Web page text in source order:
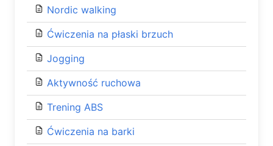
Nordic walking
Ćwiczenia na płaski brzuch
Jogging
Aktywność ruchowa
Trening ABS
Ćwiczenia na barki